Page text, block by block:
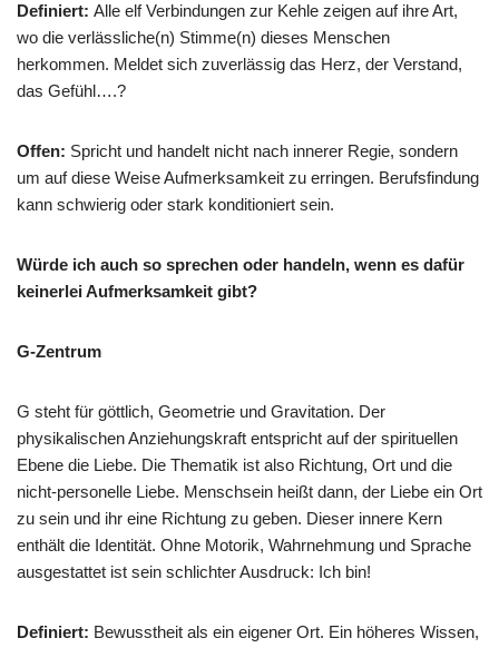
Definiert: Alle elf Verbindungen zur Kehle zeigen auf ihre Art,
wo die verlässliche(n) Stimme(n) dieses Menschen
herkommen. Meldet sich zuverlässig das Herz, der Verstand,
das Gefühl….?
Offen: Spricht und handelt nicht nach innerer Regie, sondern
um auf diese Weise Aufmerksamkeit zu erringen. Berufsfindung
kann schwierig oder stark konditioniert sein.
Würde ich auch so sprechen oder handeln, wenn es dafür
keinerlei Aufmerksamkeit gibt?
G-Zentrum
G steht für göttlich, Geometrie und Gravitation. Der
physikalischen Anziehungskraft entspricht auf der spirituellen
Ebene die Liebe. Die Thematik ist also Richtung, Ort und die
nicht-personelle Liebe. Menschsein heißt dann, der Liebe ein Ort
zu sein und ihr eine Richtung zu geben. Dieser innere Kern
enthält die Identität. Ohne Motorik, Wahrnehmung und Sprache
ausgestattet ist sein schlichter Ausdruck: Ich bin!
Definiert: Bewusstheit als ein eigener Ort. Ein höheres Wissen,